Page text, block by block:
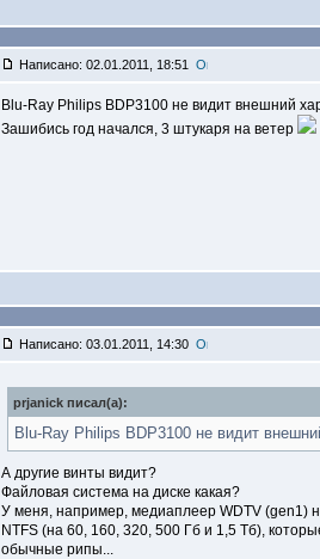
Написано: 02.01.2011, 18:51
Blu-Ray Philips BDP3100 не видит внешний
Зашибись год начался, 3 штукаря на ветер
Написано: 03.01.2011, 14:30
prjanick писал(a):
Blu-Ray Philips BDP3100 не видит
А другие винты видит?
Файловая система на диске какая?
У меня, например, медиаплеер WDTV (gen1)
NTFS (на 60, 160, 320, 500 Гб и 1,5 Тб),
обычные рипы...